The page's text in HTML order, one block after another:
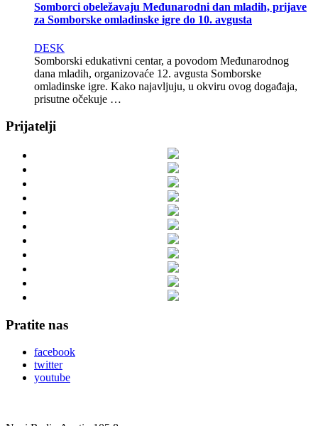
Somborci obeležavaju Međunarodni dan mladih, prijave
za Somborske omladinske igre do 10. avgusta
DESK
Somborski edukativni centar, a povodom Međunarodnog
dana mladih, organizovaće 12. avgusta Somborske
omladinske igre. Kako najavljuju, u okviru ovog događaja,
prisutne očekuje …
Prijatelji
Pratite nas
facebook
twitter
youtube